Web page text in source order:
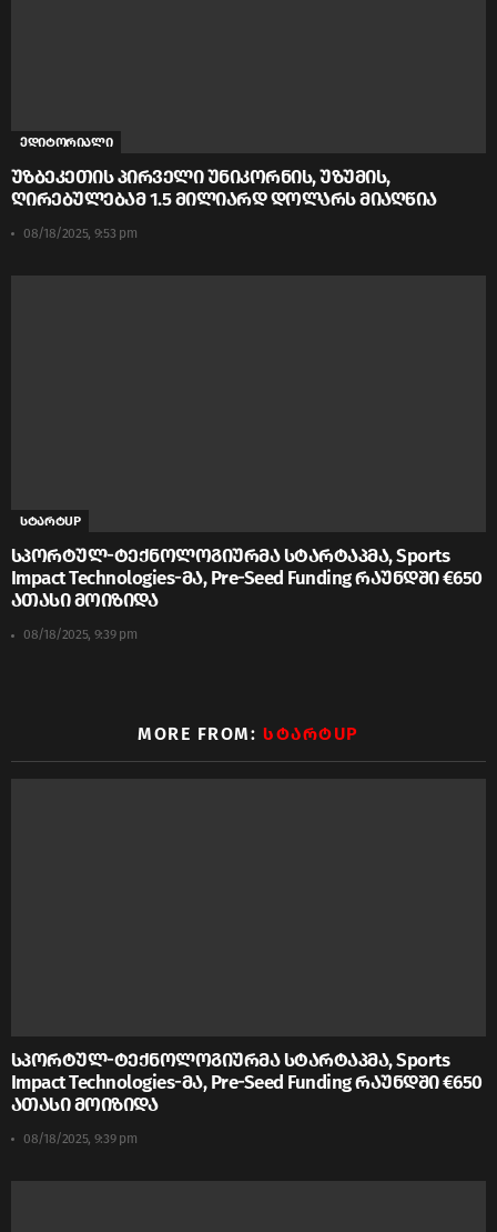
ედიტორიალი
უზბეკეთის პირველი უნიკორნის, უზუმის,
ღირებულებამ 1.5 მილიარდ დოლარს მიაღწია
08/18/2025, 9:53 pm
სტარტUP
სპორტულ-ტექნოლოგიურმა სტარტაპმა, Sports
Impact Technologies-მა, Pre-Seed Funding რაუნდში €650
ათასი მოიზიდა
08/18/2025, 9:39 pm
MORE FROM:ᲡᲢᲐᲠᲢUP
სპორტულ-ტექნოლოგიურმა სტარტაპმა, Sports
Impact Technologies-მა, Pre-Seed Funding რაუნდში €650
ათასი მოიზიდა
08/18/2025, 9:39 pm